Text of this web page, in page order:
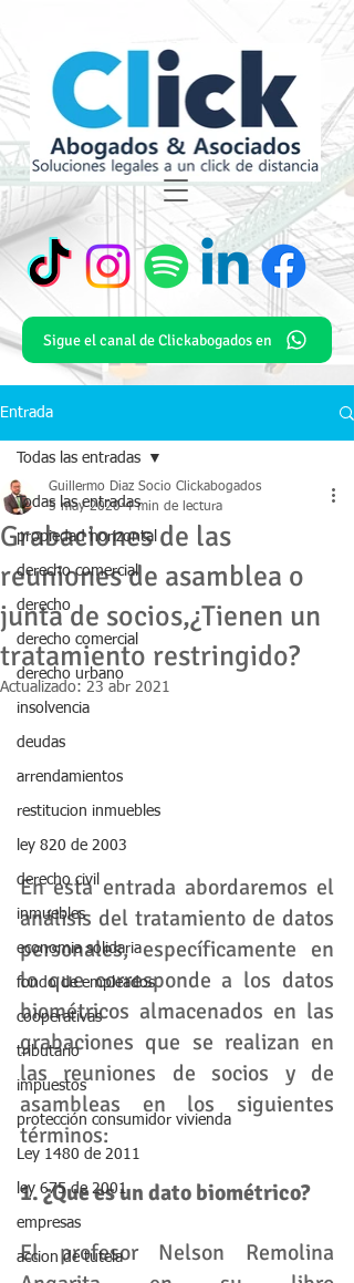
Sigue el canal de Clickabogados en
Entrada
Todas las entradas
propiedad horizontal
derecho comercial
derecho
derecho comercial
derecho urbano
insolvencia
deudas
arrendamientos
restitucion inmuebles
ley 820 de 2003
derecho civil
inmuebles
economia solidaria
fondo de empleados
cooperativas
tributario
impuestos
protección consumidor vivienda
Ley 1480 de 2011
ley 675 de 2001
empresas
accion de tutela
Todas las entradas
Grabaciones de las
reuniones de asamblea o
junta de socios,¿Tienen un
tratamiento restringido?
Guillermo Diaz Socio Clickabogados
5 may 2020 4 min de lectura
Actualizado: 23 abr 2021
En esta entrada abordaremos el
análisis del tratamiento de datos
personales, específicamente en
lo que corresponde a los datos
biométricos almacenados en las
grabaciones que se realizan en
las reuniones de socios y de
asambleas en los siguientes
términos:
1. ¿Que es un dato biométrico?
El profesor Nelson Remolina